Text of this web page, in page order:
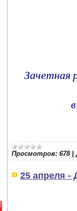
Зачетная
Просмотров: 678 |
25 апреля -